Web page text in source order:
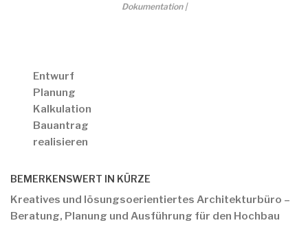
Dokumentation |
Entwurf
Planung
Kalkulation
Bauantrag
realisieren
BEMERKENSWERT IN KÜRZE
Kreatives und lösungsoerientiertes Architekturbüro –
Beratung, Planung und Ausführung für den Hochbau